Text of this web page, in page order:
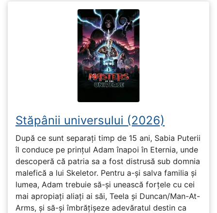
Stăpânii universului (2026)
După ce sunt separați timp de 15 ani, Sabia Puterii
îl conduce pe prințul Adam înapoi în Eternia, unde
descoperă că patria sa a fost distrusă sub domnia
malefică a lui Skeletor. Pentru a-și salva familia și
lumea, Adam trebuie să-și unească forțele cu cei
mai apropiați aliați ai săi, Teela și Duncan/Man-At-
Arms, și să-și îmbrățișeze adevăratul destin ca